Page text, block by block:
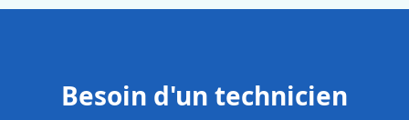
Besoin d'un technicien